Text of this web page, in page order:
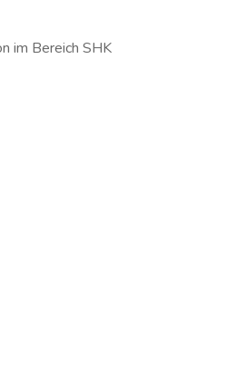
im Bereich SHK